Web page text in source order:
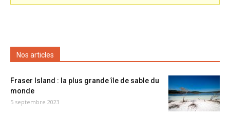
Nos articles
Fraser Island : la plus grande île de sable du
monde
5 septembre 2023